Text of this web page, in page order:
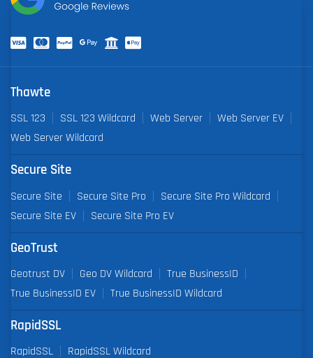
Thawte
SSL 123 SSL 123 Wildcard Web Server
Web Server EV
Web Server Wildcard
Secure Site
Secure Site Secure Site Pro
Secure Site Pro Wildcard
Secure Site EV
Secure Site Pro EV
GeoTrust
Geotrust DV Geo DV Wildcard
True BusinessID
True BusinessID EV
True BusinessID Wildcard
RapidSSL
RapidSSL RapidSSL Wildcard